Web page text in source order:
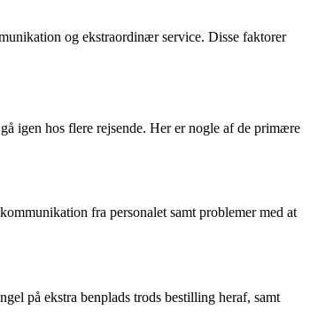
og ekstraordinær service. Disse faktorer
igen hos flere rejsende. Her er nogle af de primære
fra personalet samt problemer med at
på ekstra benplads trods bestilling heraf, samt